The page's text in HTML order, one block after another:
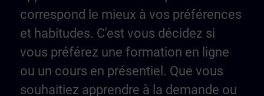
correspond le mieux à vos préférences
et habitudes. C'est vous décidez si
vous préférez une formation en ligne
ou un cours en présentiel. Que vous
souhaitiez apprendre à la demande ou